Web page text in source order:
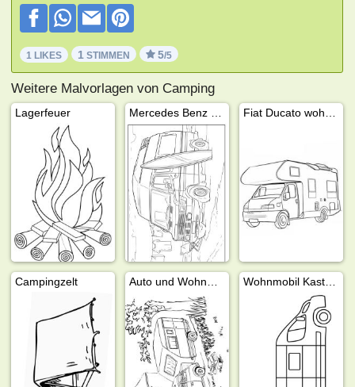
1 LIKES 1 STIMMEN 5/5
Weitere Malvorlagen von Camping
Lagerfeuer
Campingzelt